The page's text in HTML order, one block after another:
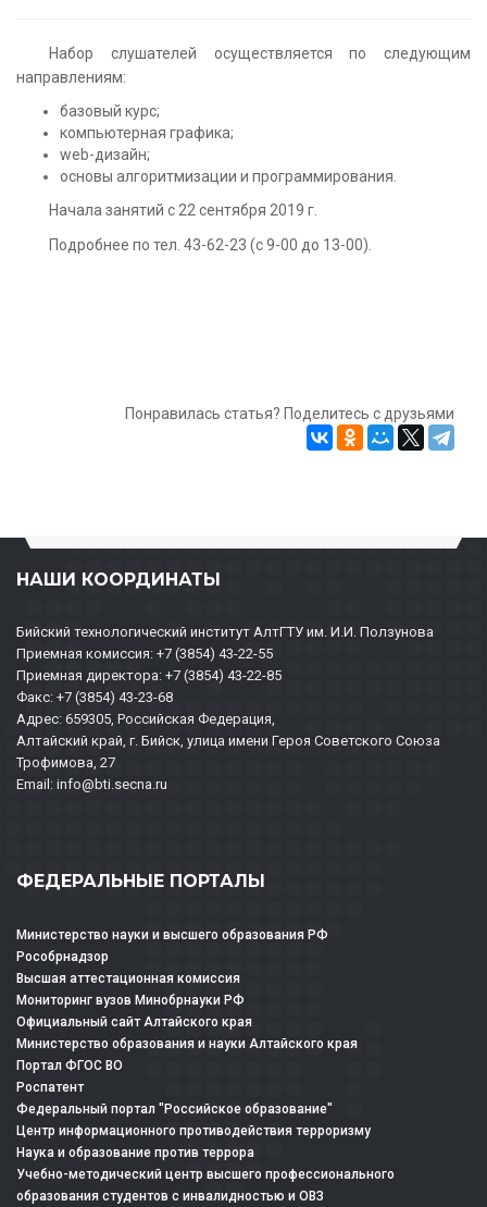
Набор слушателей осуществляется по следующим
направлениям:
базовый курс;
компьютерная графика;
web-дизайн;
основы алгоритмизации и программирования.
Начала занятий с 22 сентября 2019 г.
Подробнее по тел. 43-62-23 (с 9-00 до 13-00).
Понравилась статья? Поделитесь с друзьями
НАШИ КООРДИНАТЫ
Бийский технологический институт АлтГТУ им. И.И. Ползунова
Приемная комиссия: +7 (3854) 43-22-55
Приемная директора: +7 (3854) 43-22-85
Факс: +7 (3854) 43-23-68
Адрес: 659305, Российская Федерация,
Алтайский край, г. Бийск, улица имени Героя Советского Союза
Трофимова, 27
Email: info@bti.secna.ru
ФЕДЕРАЛЬНЫЕ ПОРТАЛЫ
Министерство науки и высшего образования РФ
Рособрнадзор
Высшая аттестационная комиссия
Мониторинг вузов Минобрнауки РФ
Официальный сайт Алтайского края
Министерство образования и науки Алтайского края
Портал ФГОС ВО
Роспатент
Федеральный портал "Российское образование"
Центр информационного противодействия терроризму
Наука и образование против террора
Учебно-методический центр высшего профессионального
образования студентов с инвалидностью и ОВЗ